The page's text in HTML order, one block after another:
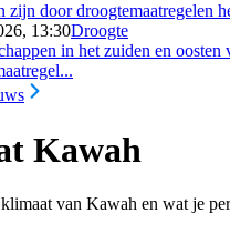
zijn door droogtemaatregelen
13:30Droogte
in het zuiden en oosten
Kawah
van Kawah en wat je